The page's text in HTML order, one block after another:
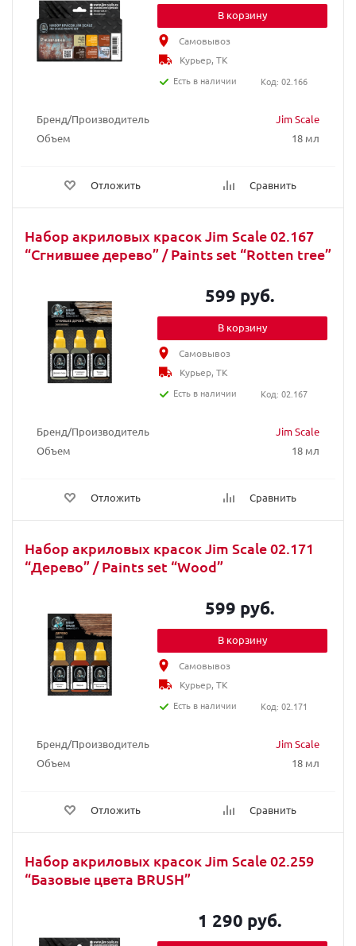
Бренд/Производитель
Jim Scale
Объем
18 мл
Отложить Сравнить
В корзину
Самовывоз
Курьер, ТК
Есть в наличии
Код: 02.166
Набор акриловых красок Jim Scale 02.167
“Сгнившее дерево” / Paints set “Rotten tree”
Бренд/Производитель
Jim Scale
Объем
18 мл
Отложить Сравнить
599 руб.
В корзину
Самовывоз
Курьер, ТК
Есть в наличии
Код: 02.167
Набор акриловых красок Jim Scale 02.171
“Дерево” / Paints set “Wood”
Бренд/Производитель
Jim Scale
Объем
18 мл
Отложить Сравнить
599 руб.
В корзину
Самовывоз
Курьер, ТК
Есть в наличии
Код: 02.171
Набор акриловых красок Jim Scale 02.259
“Базовые цвета BRUSH”
1 290 руб.